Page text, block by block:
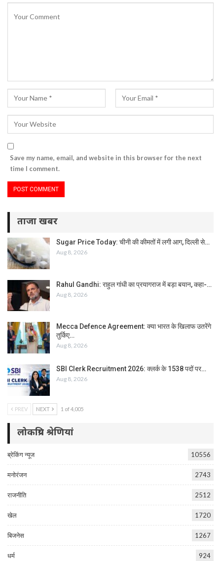
Save my name, email, and website in this browser for the next
time I comment.
ताजा खबर
Sugar Price Today: चीनी की कीमतों में लगी आग, दिल्ली से…
Aug 8, 2026
Rahul Gandhi: राहुल गांधी का प्रयागराज में बड़ा बयान, कहा-…
Aug 8, 2026
Mecca Defence Agreement: क्या भारत के खिलाफ उतरेंगे
तुर्किए…
Aug 8, 2026
SBI Clerk Recruitment 2026: क्लर्क के 1538 पदों पर…
Aug 8, 2026
PREV NEXT 1 of 4,005
लोकप्रिय श्रेणियां
ब्रेकिंग न्यूज 10556
मनोरंजन 2743
राजनीति 2512
खेल 1720
बिजनेस 1267
धर्म 924